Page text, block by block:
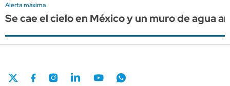
Alerta máxima
Se cae el cielo en México y un muro de agua